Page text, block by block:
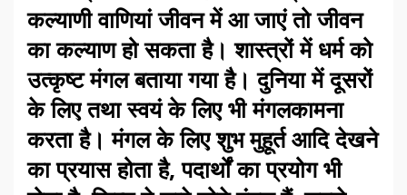
कल्याणी वाणियां जीवन में आ जाएं तो जीवन
का कल्याण हो सकता है। शास्त्रों में धर्म को
उत्कृष्ट मंगल बताया गया है। दुनिया में दूसरों
के लिए तथा स्वयं के लिए भी मंगलकामना
करता है। मंगल के लिए शुभ मुहूर्त आदि देखने
का प्रयास होता है, पदार्थों का प्रयोग भी